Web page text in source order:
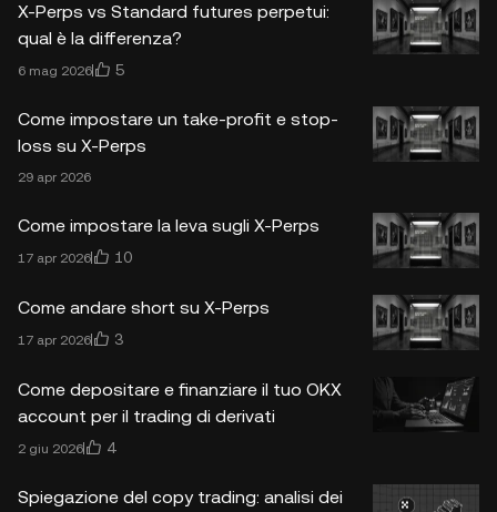
X-Perps vs Standard futures perpetui:
qual è la differenza?
6 mag 2026 5
Come impostare un take-profit e stop-
loss su X-Perps
29 apr 2026
Come impostare la leva sugli X-Perps
17 apr 2026 10
Come andare short su X-Perps
17 apr 2026 3
Come depositare e finanziare il tuo OKX
account per il trading di derivati
2 giu 2026 4
Spiegazione del copy trading: analisi dei